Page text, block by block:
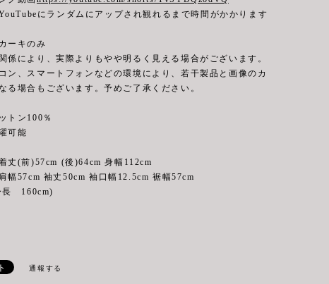
にランダムにアップされ観れるまで時間がかかります
ーキのみ
係により、実際よりもやや明るく見える場合がございます。
ン、スマートフォンなどの環境により、若干製品と画像のカ
る場合もございます。予めご了承ください。
トン100％
能
丈(前)57cm (後)64cm 身幅112cm
袖丈50cm 袖口幅12.5cm 裾幅57cm
長 160cm)
通報する